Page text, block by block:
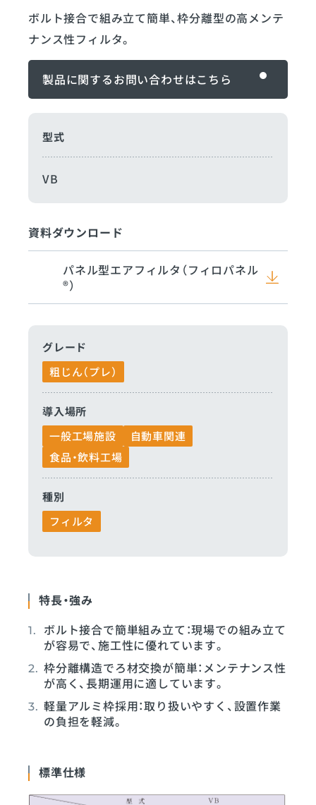
ボルト接合で組み立て簡単、枠分離型の高メンテ
ナンス性フィルタ。
製品に関するお問い合わせはこちら
型式
VB
資料ダウンロード
パネル型エアフィルタ（フィロパネル
®）
グレード
粗じん（プレ）
導入場所
一般工場施設
自動車関連
食品・飲料工場
種別
フィルタ
特長・強み
ボルト接合で簡単組み立て：現場での組み立て
が容易で、施工性に優れています。
枠分離構造でろ材交換が簡単：メンテナンス性
が高く、長期運用に適しています。
軽量アルミ枠採用：取り扱いやすく、設置作業
の負担を軽減。
標準仕様